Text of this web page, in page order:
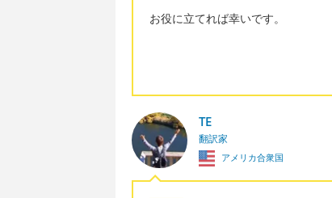
お役に立てれば幸いです。
TE
翻訳家
アメリカ合衆国